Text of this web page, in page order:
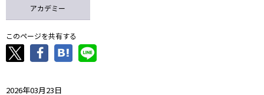
アカデミー
このページを共有する
2026年03月23日